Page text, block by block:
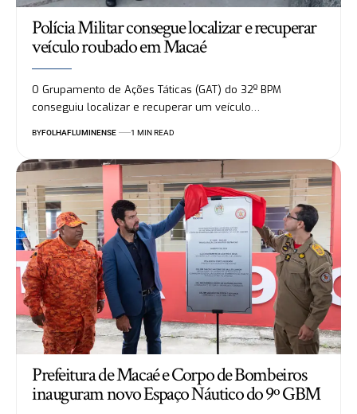
Polícia Militar consegue localizar e recuperar
veículo roubado em Macaé
O Grupamento de Ações Táticas (GAT) do 32º BPM
conseguiu localizar e recuperar um veículo…
BYFOLHAFLUMINENSE 1 MIN READ
Prefeitura de Macaé e Corpo de Bombeiros
inauguram novo Espaço Náutico do 9º GBM